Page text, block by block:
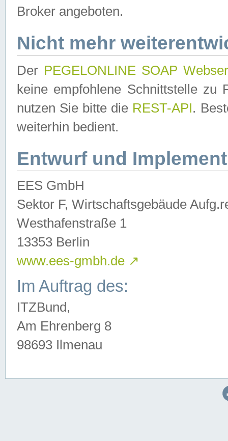
Broker angeboten.
Nicht mehr
Der PEGELONLINE SOAP
keine empfohlene Schnittstelle zu
nutzen Sie bitte die REST-API.
weiterhin bedient.
Entwurf und
EES GmbH
Sektor F, Wirtschaftsgebäude
Westhafenstraße 1
13353 Berlin
www.ees-gmbh.de ↗
Im Auftrag des:
ITZBund,
Am Ehrenberg 8
98693 Ilmenau